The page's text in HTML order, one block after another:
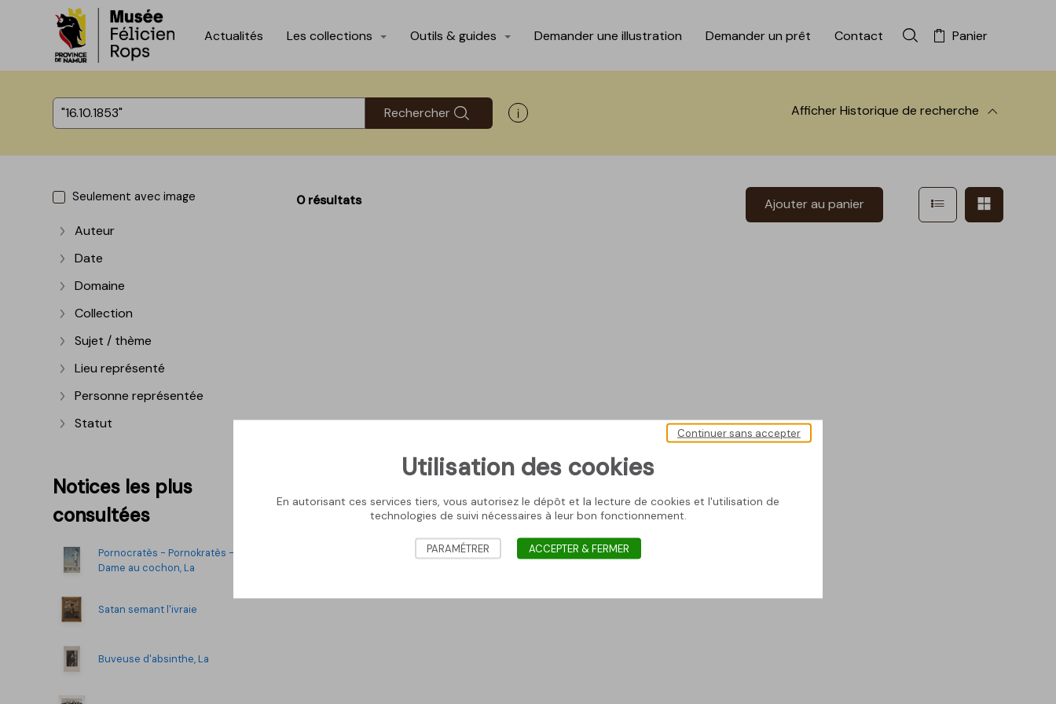
Accèder directement au contenu
Accèder directement au contenu
Actualités Les collections Outils & guides Demander une illustration Demander un prêt Contact Rechercher dans la
Panier
Rechercher Afficher les informations d'aide à la recherche AfficherHistorique de recherche
Seulement avec image
Afficher plus
Auteur
Afficher plus
Date
Afficher plus
Domaine
Afficher plus
Collection
Afficher plus
Sujet / thème
Afficher plus
Lieu représenté
Afficher plus
Personne représentée
Afficher plus
Statut
Notices les plus
consultées
Pornocratès - Pornokratès -
Dame au cochon, La
Satan semant l'ivraie
Buveuse d'absinthe, La
0 résultats Ajouter au panier Afficher en mode
Utilisation des cookies
En autorisant ces services tiers, vous autorisez le dépôt et la lecture de cookies et l'utilisation de
technologies de suivi nécessaires à leur bon fonctionnement.
Continuer sans accepter
PARAMÉTRER ACCEPTER & FERMER